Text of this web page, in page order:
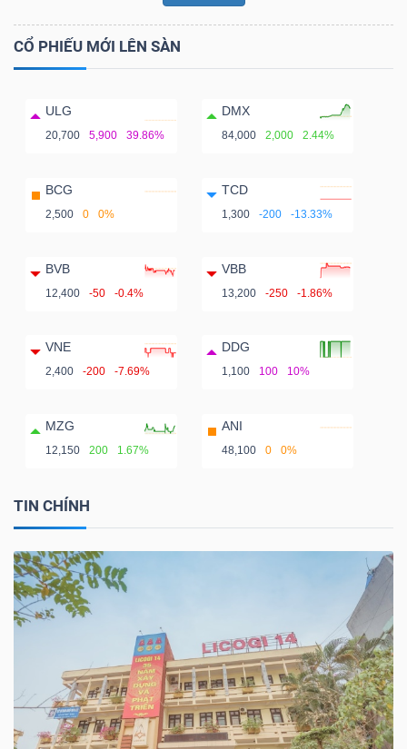
CỔ PHIẾU MỚI LÊN SÀN
ULG
20,700 5,900 39.86%
DMX
84,000 2,000 2.44%
BCG
2,500 0 0%
TCD
1,300 -200 -13.33%
BVB
12,400 -50 -0.4%
VBB
13,200 -250 -1.86%
VNE
2,400 -200 -7.69%
DDG
1,100 100 10%
MZG
12,150 200 1.67%
ANI
48,100 0 0%
TIN CHÍNH